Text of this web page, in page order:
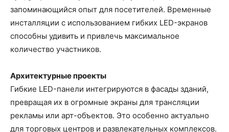
запоминающийся опыт для посетителей. Временные
инсталляции с использованием гибких LED-экранов
способны удивить и привлечь максимальное
количество участников.
Архитектурные проекты
Гибкие LED-панели интегрируются в фасады зданий,
превращая их в огромные экраны для трансляции
рекламы или арт-объектов. Это особенно актуально
для торговых центров и развлекательных комплексов.